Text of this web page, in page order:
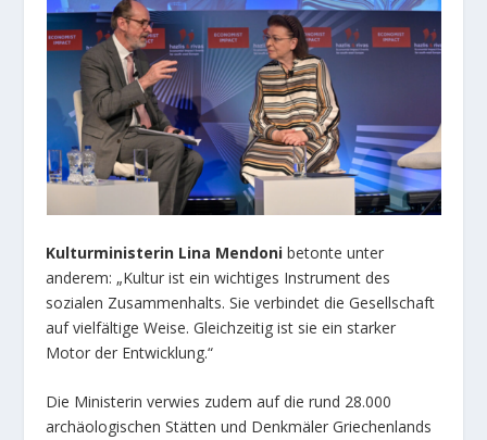
Kulturministerin Lina Mendoni betonte unter
anderem: „Kultur ist ein wichtiges Instrument des
sozialen Zusammenhalts. Sie verbindet die Gesellschaft
auf vielfältige Weise. Gleichzeitig ist sie ein starker
Motor der Entwicklung.“
Die Ministerin verwies zudem auf die rund 28.000
archäologischen Stätten und Denkmäler Griechenlands